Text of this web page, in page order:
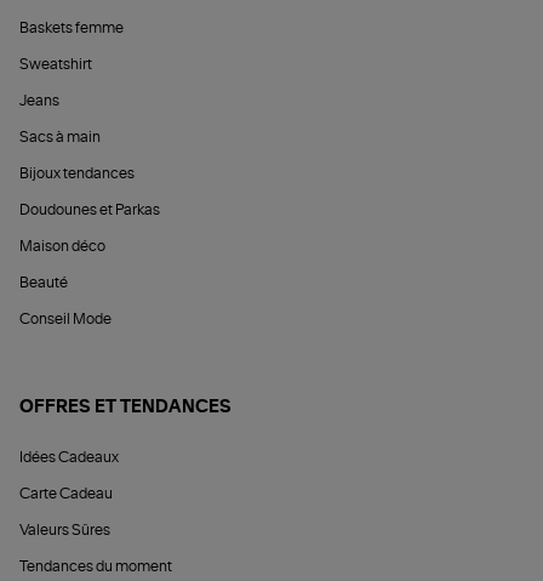
Baskets femme
Sweatshirt
Jeans
Sacs à main
Bijoux tendances
Doudounes et Parkas
Maison déco
Beauté
Conseil Mode
OFFRES ET TENDANCES
Idées Cadeaux
Carte Cadeau
Valeurs Sûres
Tendances du moment